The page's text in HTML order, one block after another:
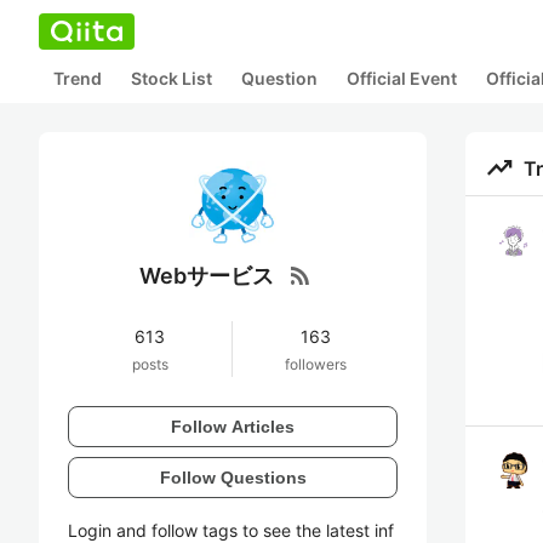
Trend Stock List Question Official Event
Webサービス rss_feed
613
posts
163
followers
Follow Articles
Follow Questions
Login and follow tags to see the latest inf
trending_up